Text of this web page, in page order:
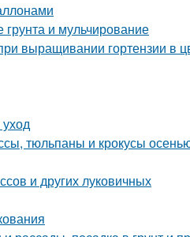
и мульчирование
выращивании гортензии в
тюльпаны и крокусы
и других луковичных